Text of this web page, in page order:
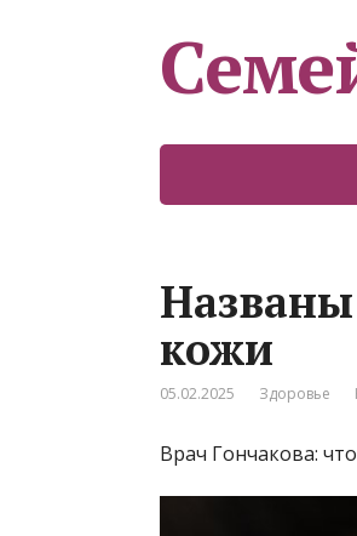
кожи
05.02.2025 Здоровье
Врач Гончакова: